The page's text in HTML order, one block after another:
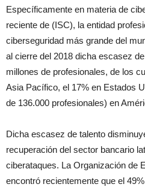
Específicamente en materia de
reciente de (ISC), la entidad
ciberseguridad más grande del
al cierre del 2018 dicha escasez
millones de profesionales, de los
Asia Pacífico, el 17% en Estados
de 136.000 profesionales) en
Dicha escasez de talento
recuperación del sector bancario
ciberataques. La Organización de
encontró recientemente que el